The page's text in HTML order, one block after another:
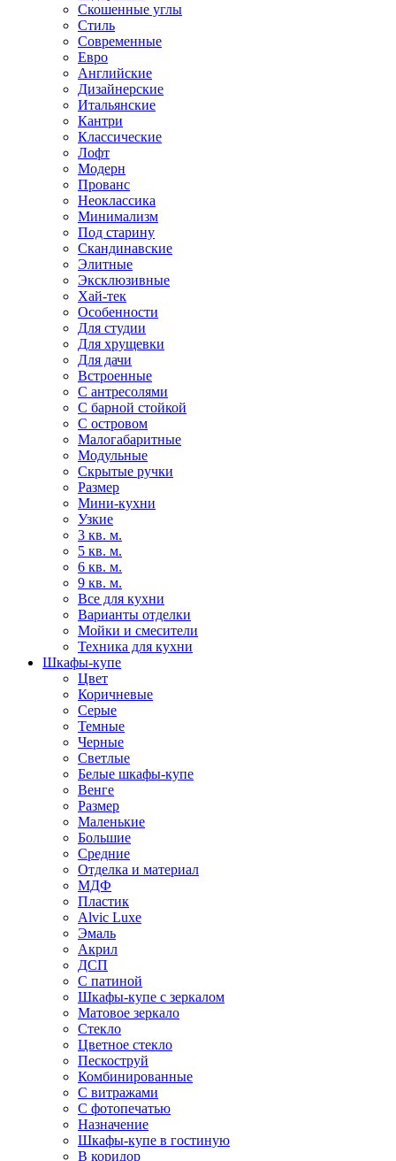
Скошенные углы
Стиль
Современные
Евро
Английские
Дизайнерские
Итальянские
Кантри
Классические
Лофт
Модерн
Прованс
Неоклассика
Минимализм
Под старину
Скандинавские
Элитные
Эксклюзивные
Хай-тек
Особенности
Для студии
Для хрущевки
Для дачи
Встроенные
С антресолями
С барной стойкой
С островом
Малогабаритные
Модульные
Скрытые ручки
Размер
Мини-кухни
Узкие
3 кв. м.
5 кв. м.
6 кв. м.
9 кв. м.
Все для кухни
Варианты отделки
Мойки и смесители
Техника для кухни
Шкафы-купе
Цвет
Коричневые
Серые
Темные
Черные
Светлые
Белые шкафы-купе
Венге
Размер
Маленькие
Большие
Средние
Отделка и материал
МДФ
Пластик
Alvic Luxe
Эмаль
Акрил
ДСП
С патиной
Шкафы-купе с зеркалом
Матовое зеркало
Стекло
Цветное стекло
Пескоструй
Комбинированные
С витражами
С фотопечатью
Назначение
Шкафы-купе в гостиную
В коридор